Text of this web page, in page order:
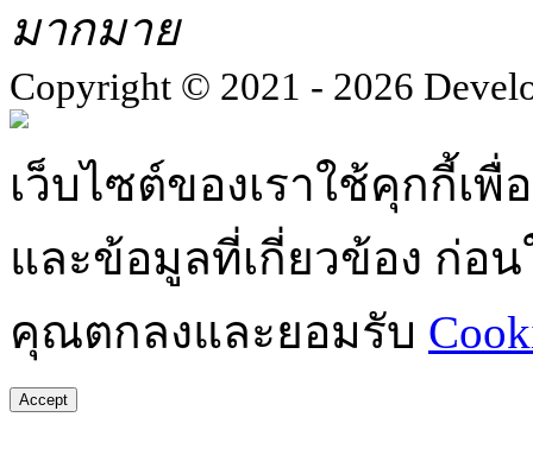
มากมาย
Copyright © 2021 - 2026
เว็บไซต์ของเราใช้คุกกี้เ
และข้อมูลที่เกี่ยวข้อง ก่อน
คุณตกลงและยอมรับ
Accept